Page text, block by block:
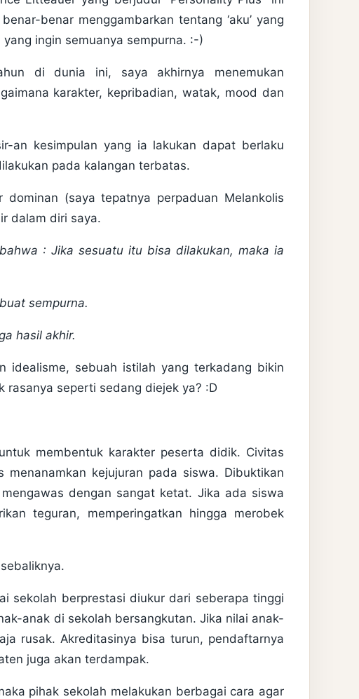
benar menggambarkan tentang ‘aku’ yang
ingin semuanya sempurna. :-)
di dunia ini, saya akhirnya menemukan
karakter, kepribadian, watak, mood dan
an kesimpulan yang ia lakukan dapat berlaku
pada kalangan terbatas.
dominan (saya tepatnya perpaduan Melankolis
dalam diri saya.
: Jika sesuatu itu bisa dilakukan, maka ia
sempurna.
hasil akhir.
idealisme, sebuah istilah yang terkadang bikin
rasanya seperti sedang diejek ya? :D
membentuk karakter peserta didik. Civitas
kejujuran pada siswa. Dibuktikan
dengan sangat ketat. Jika ada siswa
teguran, memperingatkan hingga merobek
sekolah berprestasi diukur dari seberapa tinggi
anak di sekolah bersangkutan. Jika nilai anak-
rusak. Akreditasinya bisa turun, pendaftarnya
juga akan terdampak.
pihak sekolah melakukan berbagai cara agar